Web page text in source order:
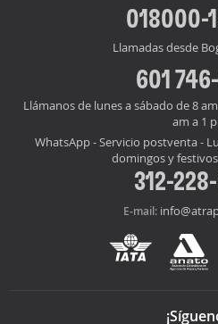
018000-
Llamadas desde
601
Llámanos de lunes a sábado de 8
am a 1
WhatsApp - Servicio postventa -
domingos y
312-
E-mail: